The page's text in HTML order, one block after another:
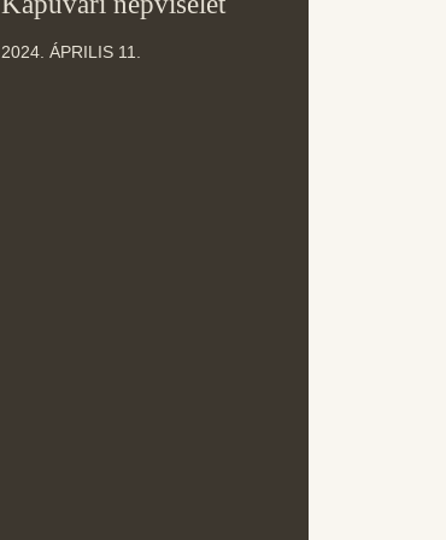
2024. ÁPRILIS 11.